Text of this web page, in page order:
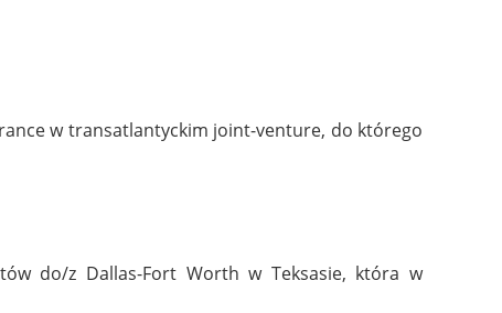
w transatlantyckim joint-venture, do którego
do/z Dallas-Fort Worth w Teksasie, która w